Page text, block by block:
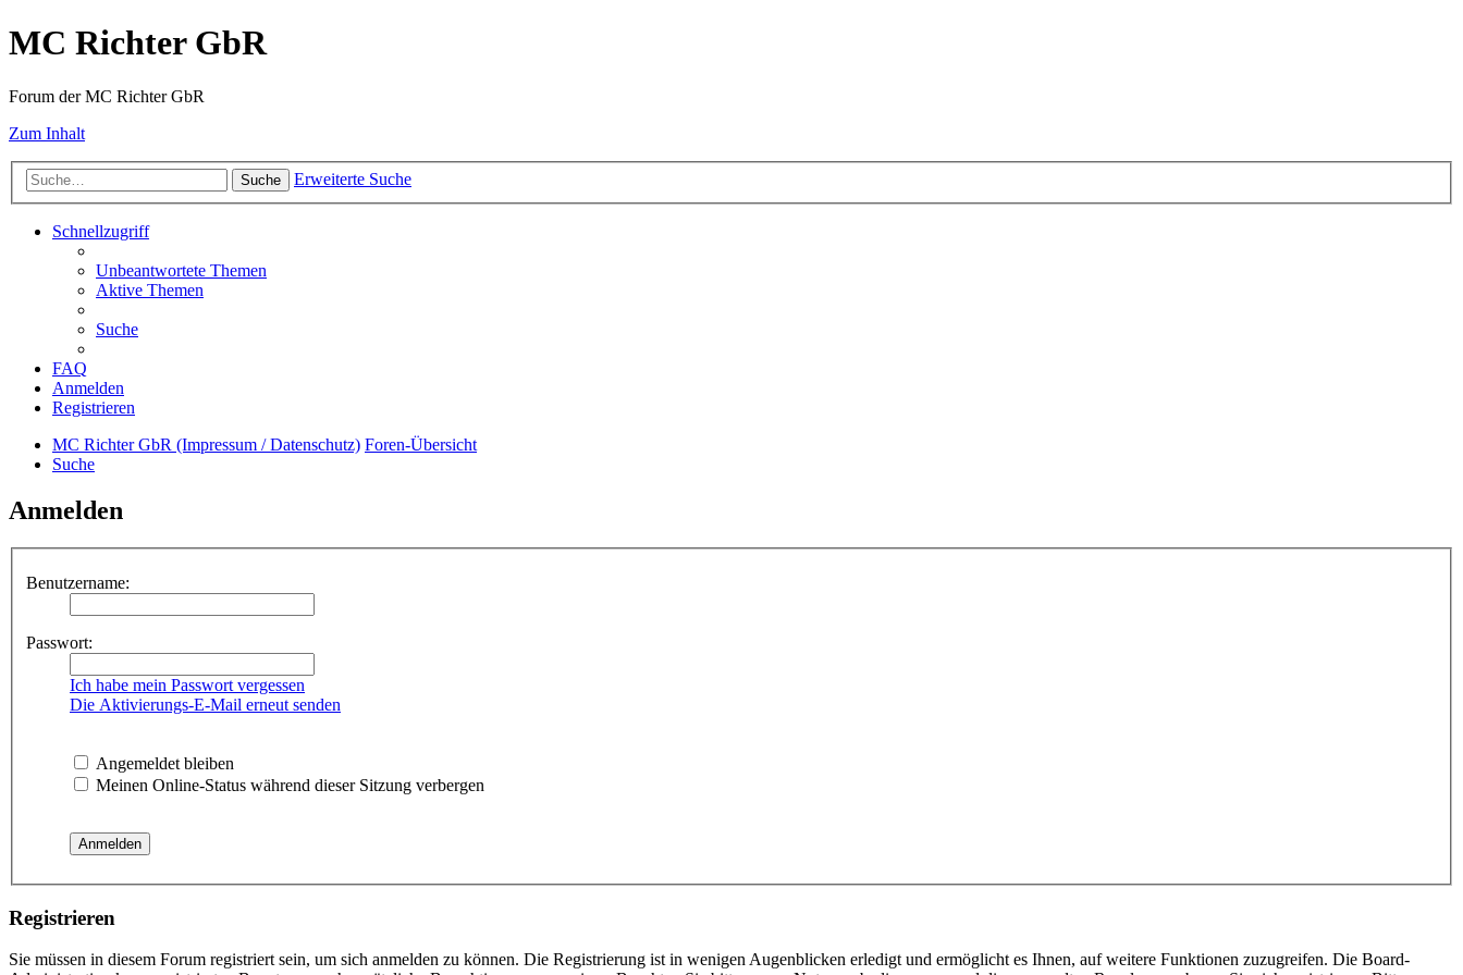
MC Richter GbR
Forum der MC Richter GbR
Zum Inhalt
Suche Erweiterte Suche
Schnellzugriff
Unbeantwortete Themen
Aktive Themen
Suche
FAQ
Anmelden
Registrieren
MC Richter GbR (Impressum / Datenschutz) Foren-Übersicht
Suche
Anmelden
Benutzername:
Passwort:
Ich habe mein Passwort vergessen
Die Aktivierungs-E-Mail erneut senden
Angemeldet bleiben
Meinen Online-Status während dieser Sitzung verbergen
Registrieren
Sie müssen in diesem Forum registriert sein, um sich anmelden zu können. Die Registrierung ist in wenigen Augenblicken erledigt und ermöglicht es Ihnen, auf weitere Funktionen zuzugreifen. Die Board-